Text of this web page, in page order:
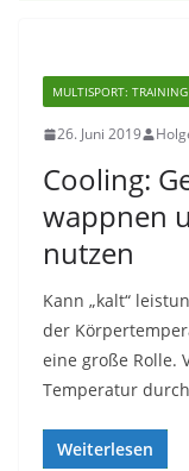
MULTISPORT:
26. Juni 2019
Cooling:
wappnen
nutzen
Kann „kalt“
der
eine große Rolle.
Temperatur
Weiterlesen